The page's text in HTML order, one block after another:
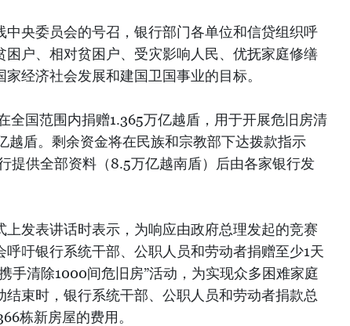
中央委员会的号召，银行部门各单位和信贷组织呼
困户、相对贫困户、受灾影响人民、优抚家庭修缮
经济社会发展和建国卫国事业的目标。
全国范围内捐赠1.365万亿越盾，用于开展危旧房清
越盾。剩余资金将在民族和宗教部下达拨款指示
提供全部资料（8.5万亿越南盾）后由各家银行发
发表讲话时表示，为响应由政府总理发起的竞赛
吁银行系统干部、公职人员和劳动者捐赠至少1天
手清除1000间危旧房”活动，为实现众多困难家庭
束时，银行系统干部、公职人员和劳动者捐款总
栋新房屋的费用。